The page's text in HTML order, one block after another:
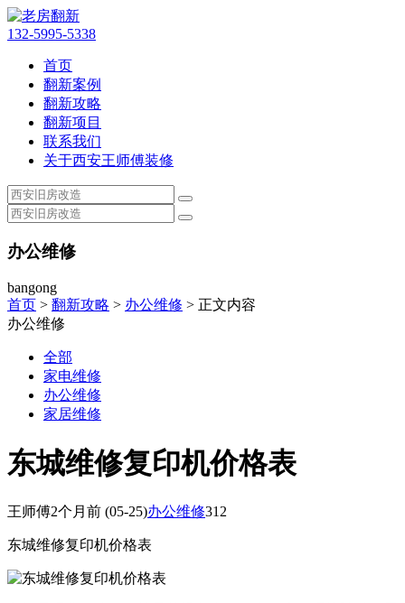
132-5995-5338
首页
翻新案例
翻新攻略
翻新项目
联系我们
关于西安王师傅装修
办公维修
bangong
首页 > 翻新攻略 > 办公维修 > 正文内容
办公维修
全部
家电维修
办公维修
家居维修
东城维修复印机价格表
王师傅2个月前 (05-25)办公维修312
东城维修复印机价格表